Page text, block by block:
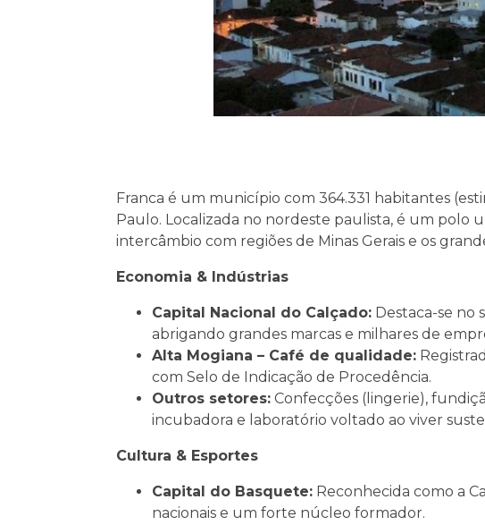
Franca é um município com 364.331 habitantes
Paulo. Localizada no nordeste paulista, é um polo
intercâmbio com regiões de Minas Gerais e os
Economia & Indústrias
Capital Nacional do Calçado: Destaca-se no
abrigando grandes marcas e milhares de
Alta Mogiana – Café de qualidade:
com Selo de Indicação de Procedência.
Outros setores: Confecções (lingerie),
incubadora e laboratório voltado ao viver
Cultura & Esportes
Capital do Basquete: Reconhecida como a
nacionais e um forte núcleo formador.